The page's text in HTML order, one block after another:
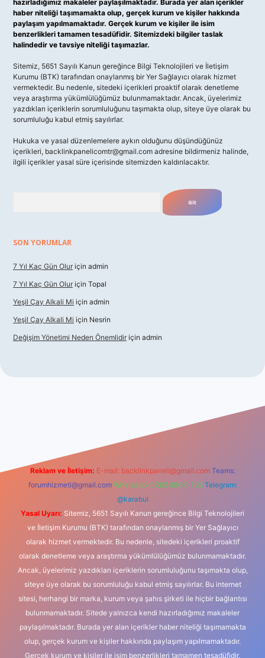
hazırladığımız makaleler paylaşılmaktadır. Burada yer alan içerikler
haber niteliği taşımamakta olup, gerçek kurum ve kişiler hakkında
paylaşım yapılmamaktadır. Gerçek kurum ve kişiler ile isim
benzerlikleri tamamen tesadüfidir. Sitemizdeki bilgiler taslak
halindedir ve tavsiye niteliği taşımazlar.
Sitemiz, 5651 Sayılı Kanun gereğince Bilgi Teknolojileri ve İletişim
Kurumu (BTK) tarafından onaylanmış bir Yer Sağlayıcı olarak hizmet
vermektedir. Bu nedenle, sitedeki içerikleri proaktif olarak denetleme
veya araştırma yükümlülüğümüz bulunmamaktadır. Ancak, üyelerimiz
yazdıkları içeriklerin sorumluluğunu taşımakta olup, siteye üye olarak bu
sorumluluğu kabul etmiş sayılırlar.
Hukuka ve yasal düzenlemelere aykırı olduğunu düşündüğünüz
içerikleri, backlinkpanelicomtr@gmail.com adresine bildirmeniz halinde,
ilgili içerikler yasal süre içerisinde sitemizden kaldırılacaktır.
SON YORUMLAR
7 Yıl Kaç Gün Olur için admin
7 Yıl Kaç Gün Olur için Topal
Yeşil Çay Alkali Mi için admin
Yeşil Çay Alkali Mi için Nesrin
Değişim Yönetimi Neden Önemlidir için admin
Reklam ve İletişim: E-mail: backlinkpaneli@gmail.com Teams:
forumhizmeti@gmail.com Whatsapp: 0262 606 0 726 Telegram:
@karabul
Yasal Uyarı: Sitemiz, 5651 Sayılı Kanun gereğince Bilgi Teknolojileri
ve İletişim Kurumu (BTK) tarafından onaylanmış bir Yer Sağlayıcı
olarak hizmet vermektedir. Bu nedenle, sitedeki içerikleri proaktif
olarak denetleme veya araştırma yükümlülüğümüz bulunmamaktadır.
Ancak, üyelerimiz yazdıkları içeriklerin sorumluluğunu taşımakta olup,
siteye üye olarak bu sorumluluğu kabul etmiş sayılırlar. Bu internet
sitesi, herhangi bir marka, kurum veya şahıs şirketi ile hiçbir bağlantısı
bulunmamaktadır. Sitede yalnızca kendi hazırladığımız makaleler
paylaşılmaktadır. Burada yer alan içerikler haber niteliği taşımamakta
olup, gerçek kurum ve kişiler hakkında paylaşım yapılmamaktadır.
Gerçek kurum ve kişiler ile isim benzerlikleri tamamen tesadüfidir.